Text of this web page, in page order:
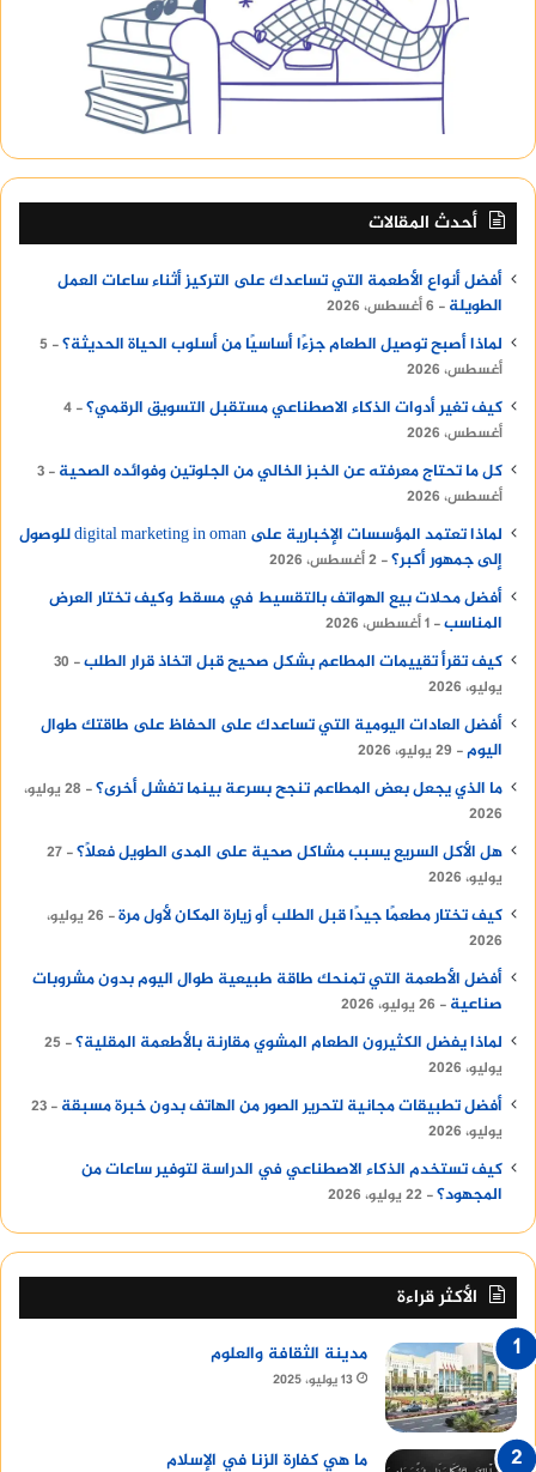
أحدث المقالات
أفضل أنواع الأطعمة التي تساعدك على التركيز أثناء ساعات العمل
الطويلة
6 أغسطس، 2026
لماذا أصبح توصيل الطعام جزءًا أساسيًا من أسلوب الحياة الحديثة؟
5
أغسطس، 2026
كيف تغير أدوات الذكاء الاصطناعي مستقبل التسويق الرقمي؟ 4
أغسطس، 2026
كل ما تحتاج معرفته عن الخبز الخالي من الجلوتين وفوائده الصحية
3
أغسطس، 2026
لماذا تعتمد المؤسسات الإخبارية على digital marketing in oman للوصول
إلى جمهور أكبر؟ 2 أغسطس، 2026
أفضل محلات بيع الهواتف بالتقسيط في مسقط وكيف تختار العرض
المناسب 1 أغسطس، 2026
كيف تقرأ تقييمات المطاعم بشكل صحيح قبل اتخاذ قرار الطلب
30
يوليو، 2026
أفضل العادات اليومية التي تساعدك على الحفاظ على طاقتك طوال
اليوم
29 يوليو، 2026
ما الذي يجعل بعض المطاعم تنجح بسرعة بينما تفشل أخرى؟
28 يوليو،
2026
هل الأكل السريع يسبب مشاكل صحية على المدى الطويل فعلًا؟ 27
يوليو، 2026
كيف تختار مطعمًا جيدًا قبل الطلب أو زيارة المكان لأول مرة
26 يوليو،
2026
أفضل الأطعمة التي تمنحك طاقة طبيعية طوال اليوم بدون مشروبات
صناعية
26 يوليو، 2026
لماذا يفضل الكثيرون الطعام المشوي مقارنة بالأطعمة المقلية؟
25
يوليو، 2026
أفضل تطبيقات مجانية لتحرير الصور من الهاتف بدون خبرة مسبقة
23
يوليو، 2026
كيف تستخدم الذكاء الاصطناعي في الدراسة لتوفير ساعات من
المجهود؟ 22 يوليو، 2026
الأكثر قراءة
مدينة الثقافة والعلوم
13 يوليو، 2025
ما هي كفارة الزنا في الإسلام